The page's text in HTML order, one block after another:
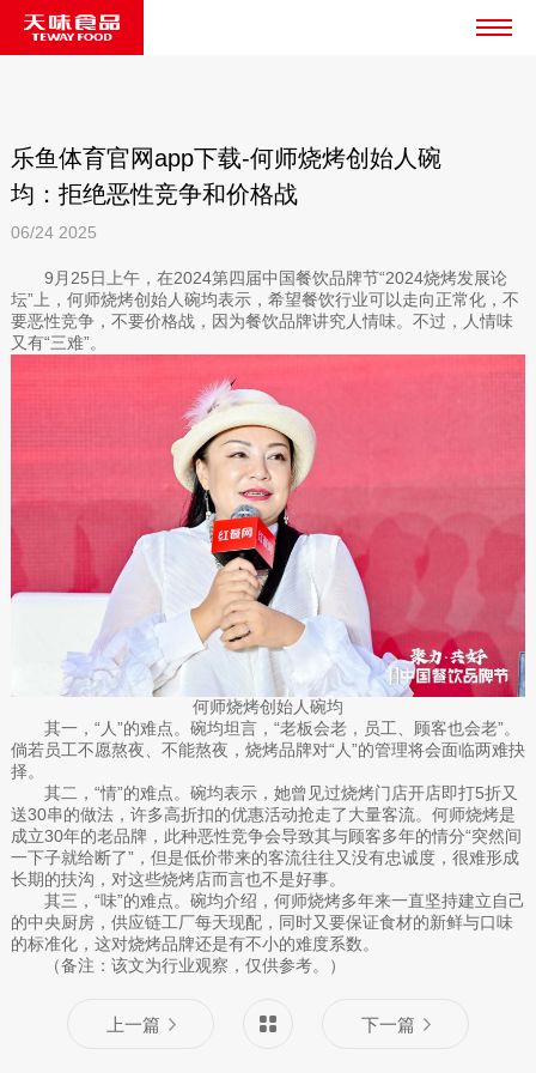
乐鱼体育官网app下载-何师烧烤创始人碗
均：拒绝恶性竞争和价格战
06/24 2025
9月25日上午，在2024第四届中国餐饮品牌节“2024烧烤发展论
坛”上，何师烧烤创始人碗均表示，希望餐饮行业可以走向正常化，不
要恶性竞争，不要价格战，因为餐饮品牌讲究人情味。不过，人情味
又有“三难”。
何师烧烤创始人碗均
其一，“人”的难点。碗均坦言，“老板会老，员工、顾客也会老”。
倘若员工不愿熬夜、不能熬夜，烧烤品牌对“人”的管理将会面临两难抉
择。
其二，“情”的难点。碗均表示，她曾见过烧烤门店开店即打5折又
送30串的做法，许多高折扣的优惠活动抢走了大量客流。何师烧烤是
成立30年的老品牌，此种恶性竞争会导致其与顾客多年的情分“突然间
一下子就给断了”，但是低价带来的客流往往又没有忠诚度，很难形成
长期的扶沟，对这些烧烤店而言也不是好事。
其三，“味”的难点。碗均介绍，何师烧烤多年来一直坚持建立自己
的中央厨房，供应链工厂每天现配，同时又要保证食材的新鲜与口味
的标准化，这对烧烤品牌还是有不小的难度系数。
（备注：该文为行业观察，仅供参考。）
上一篇 下一篇